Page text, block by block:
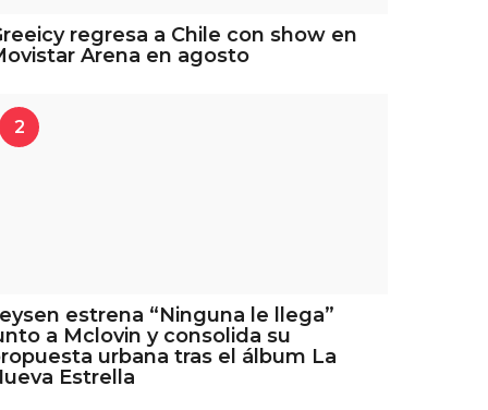
regresa a Chile con show en
Arena en agosto
2
estrena “Ninguna le llega”
a Mclovin y consolida su
urbana tras el álbum La
Estrella